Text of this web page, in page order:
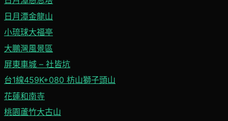
日月潭金龍山
小琉球大福亭
大鵬灣風景區
屏東車城 – 社皆坑
台1線459K+080 枋山獅子頭山
花蓮和南寺
桃園蘆竹大古山